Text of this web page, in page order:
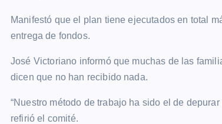
Manifestó que el plan tiene ejecutados en total
entrega de fondos.
José Victoriano informó que muchas de las
dicen que no han recibido nada.
“Nuestro método de trabajo ha sido el de
refirió el comité.